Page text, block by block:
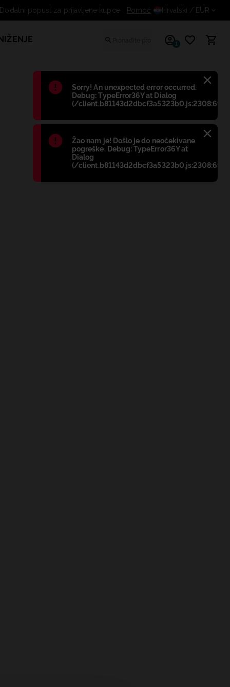
Błąd:
Sorry! An unexpected error occurred.
Debug: TypeError36Y at Dialog
(/client.b81143d2dbcf3a5323b0.js:2308:698)
Błąd:
Žao nam je! Došlo je do neočekivane
pogreške. Debug: TypeError36Y at
Dialog
(/client.b81143d2dbcf3a5323b0.js:2308:698)
Dodatni popust za prijavljene kupce Pomoć Hrvatski / EUR
1